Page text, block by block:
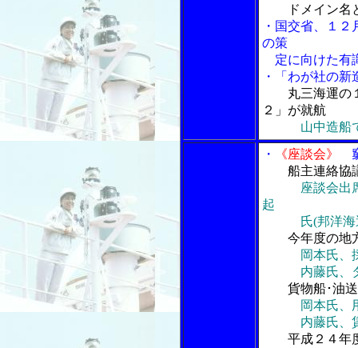
ドメイン名
・国交省、１
の策
定に向けた有
・「わが社の新
丸三海運の
２」が就航
山中造船
・ 《座談会》
船主連絡協
座談会出
起
氏(邦洋海
今年度の地
岡本氏、
内藤氏、タ
貨物船･油送
岡本氏、
内藤氏、賃
平成２４年度